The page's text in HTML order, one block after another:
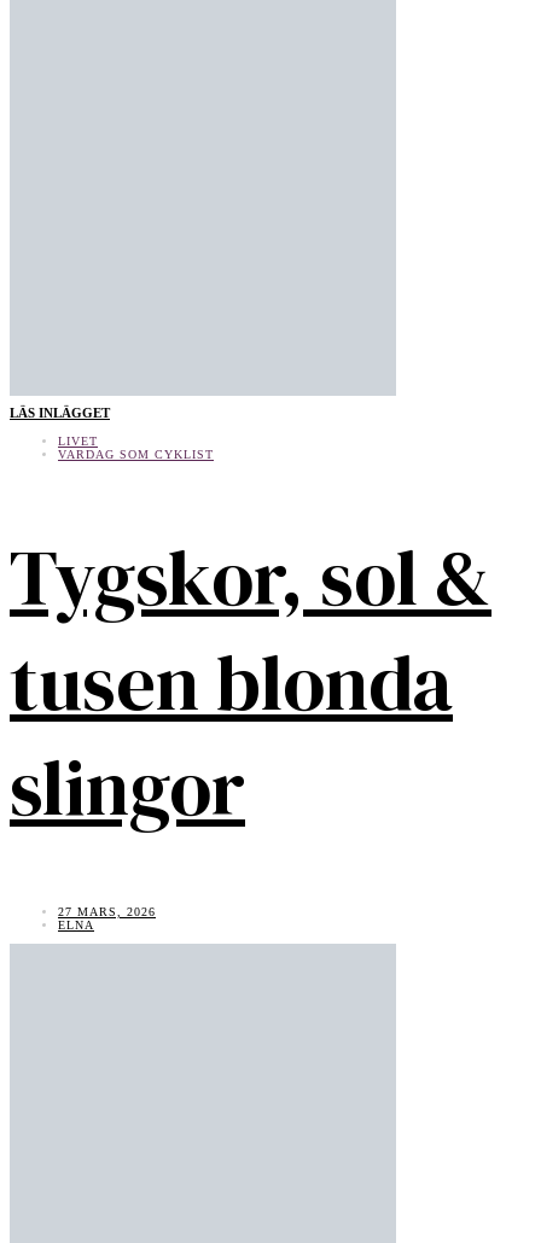
LÄS INLÄGGET
LIVET
VARDAG SOM CYKLIST
Tygskor, sol &
tusen blonda
slingor
27 MARS, 2026
ELNA